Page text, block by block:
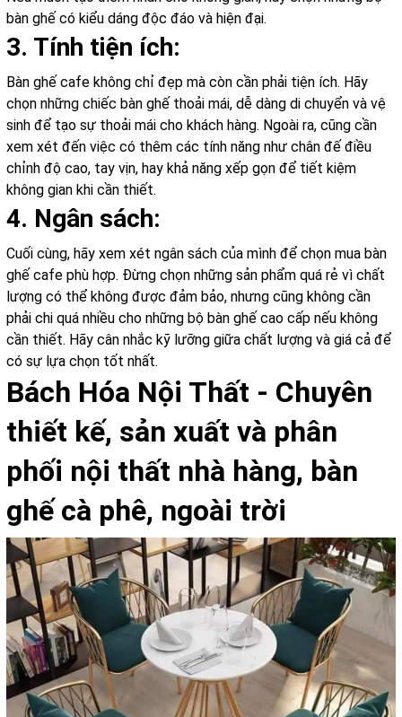
bàn ghế có kiểu dáng độc đáo và hiện đại.
3. Tính tiện ích:
Bàn ghế cafe không chỉ đẹp mà còn cần phải tiện ích. Hãy
chọn những chiếc bàn ghế thoải mái, dễ dàng di chuyển và vệ
sinh để tạo sự thoải mái cho khách hàng. Ngoài ra, cũng cần
xem xét đến việc có thêm các tính năng như chân đế điều
chỉnh độ cao, tay vịn, hay khả năng xếp gọn để tiết kiệm
không gian khi cần thiết.
4. Ngân sách:
Cuối cùng, hãy xem xét ngân sách của mình để chọn mua bàn
ghế cafe phù hợp. Đừng chọn những sản phẩm quá rẻ vì chất
lượng có thể không được đảm bảo, nhưng cũng không cần
phải chi quá nhiều cho những bộ bàn ghế cao cấp nếu không
cần thiết. Hãy cân nhắc kỹ lưỡng giữa chất lượng và giá cả để
có sự lựa chọn tốt nhất.
Bách Hóa Nội Thất - Chuyên
thiết kế, sản xuất và phân
phối nội thất nhà hàng, bàn
ghế cà phê, ngoài trời